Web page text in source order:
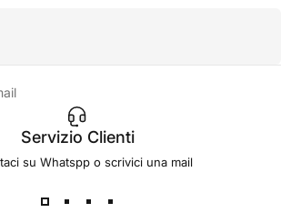
Servizio Clienti
su Whatspp o scrivici una mail